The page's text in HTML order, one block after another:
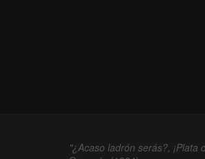
"¿Acaso ladrón serás?,